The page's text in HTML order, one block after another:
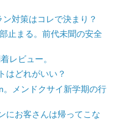
対策はコレで決まり？
止まる。前代未聞の安全
レビュー。
はどれがいい？
。メンドクサイ新学期の行
にお客さんは帰ってこな